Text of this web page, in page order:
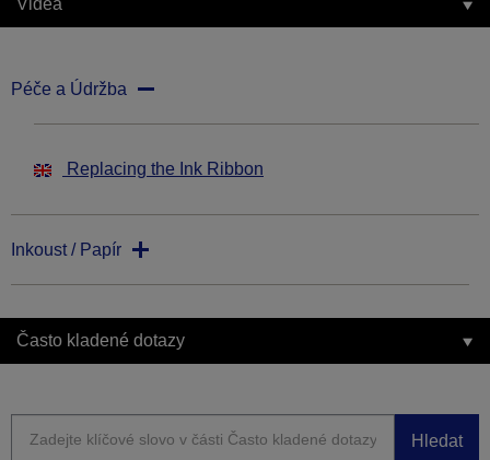
Videa
Péče a Údržba
Replacing the Ink Ribbon
Inkoust / Papír
Často kladené dotazy
Hledat